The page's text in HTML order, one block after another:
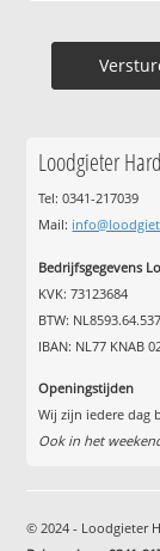
Loodgieter
Tel: 0341-217039
Mail:
Bedrijfsgegevens
KVK: 73123684
BTW:
IBAN: NL77 KNAB
Openingstijden
Wij zijn iedere dag
Ook in het
© 2024 - Loodgieter